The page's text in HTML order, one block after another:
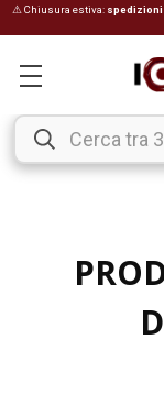
⚠ Chiusura estiva: spedizioni